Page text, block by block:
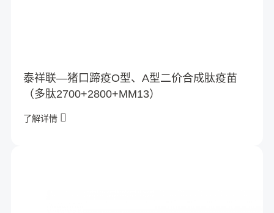
泰祥联—猪口蹄疫O型、A型二价合成肽疫苗
（多肽2700+2800+MM13）
了解详情